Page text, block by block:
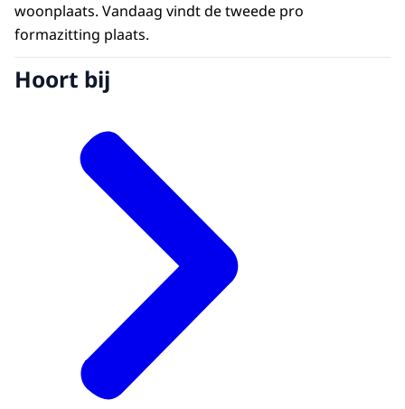
woonplaats. Vandaag vindt de tweede pro
formazitting plaats.
Hoort bij